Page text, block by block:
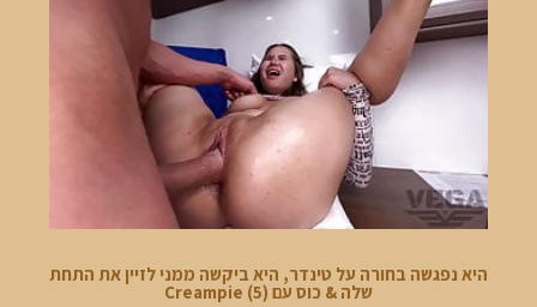
היא נפגשה בחורה על טינדר, היא ביקשה ממני לזיין את התחת
שלה & כוס עם Creampie (5)